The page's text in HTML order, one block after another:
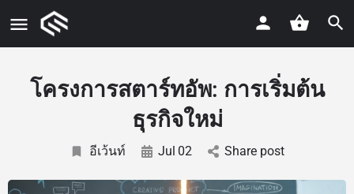
โครงการสตาร์ทอัพ: การเริ่มต้น
ธุรกิจใหม่
อีเว้นท์ Jul 02 Share post